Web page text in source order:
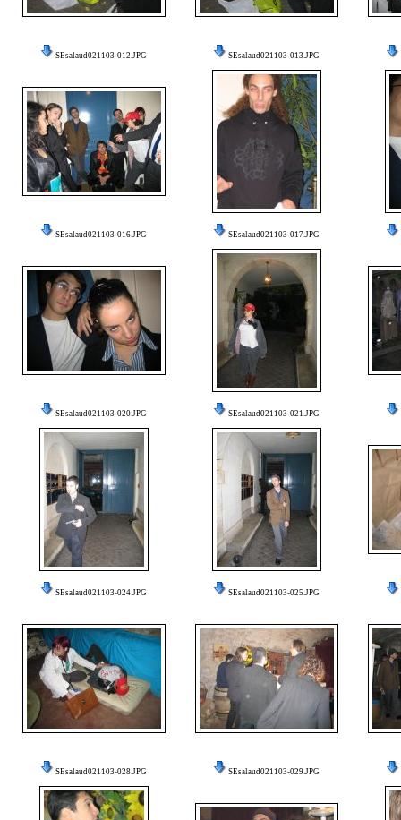
SEsalaud021103-012.JPG SEsalaud021103-013.JPG
SEsalaud021103-016.JPG SEsalaud021103-017.JPG
SEsalaud021103-020.JPG SEsalaud021103-021.JPG
SEsalaud021103-024.JPG SEsalaud021103-025.JPG
SEsalaud021103-028.JPG SEsalaud021103-029.JPG